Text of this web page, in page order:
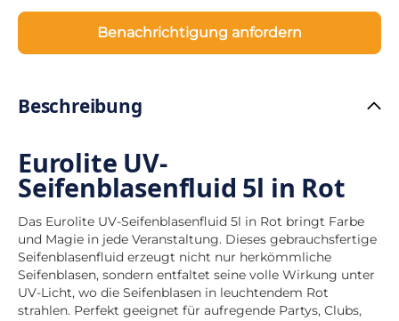
Benachrichtigung anfordern
Beschreibung
Eurolite UV-
Seifenblasenfluid 5l in Rot
Das Eurolite UV-Seifenblasenfluid 5l in Rot bringt Farbe
und Magie in jede Veranstaltung. Dieses gebrauchsfertige
Seifenblasenfluid erzeugt nicht nur herkömmliche
Seifenblasen, sondern entfaltet seine volle Wirkung unter
UV-Licht, wo die Seifenblasen in leuchtendem Rot
strahlen. Perfekt geeignet für aufregende Partys, Clubs,